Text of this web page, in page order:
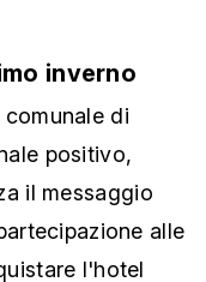
inverno
di
positivo,
il messaggio
alle
l'hotel